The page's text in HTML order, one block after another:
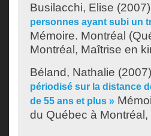
Busilacchi, Elise
personnes ayant subi un
Mémoire. Montréal
Montréal, Maîtrise en
Béland, Nathalie
périodisé sur la distance
de 55 ans et plus »
du Québec à